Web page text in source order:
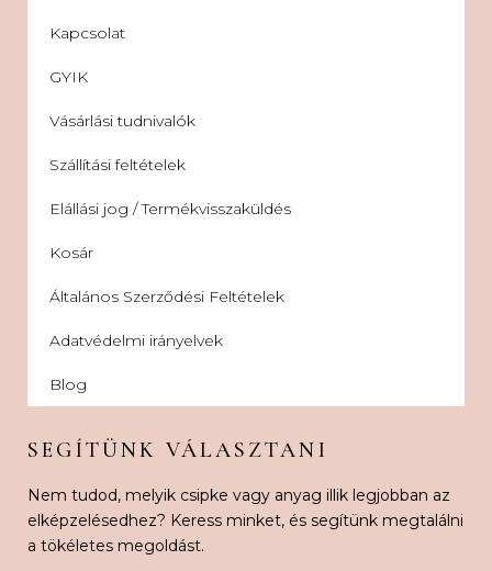
Kapcsolat
GYIK
Vásárlási tudnivalók
Szállítási feltételek
Elállási jog / Termékvisszaküldés
Kosár
Általános Szerződési Feltételek
Adatvédelmi irányelvek
Blog
SEGÍTÜNK VÁLASZTANI
Nem tudod, melyik csipke vagy anyag illik legjobban az
elképzelésedhez? Keress minket, és segítünk megtalálni
a tökéletes megoldást.